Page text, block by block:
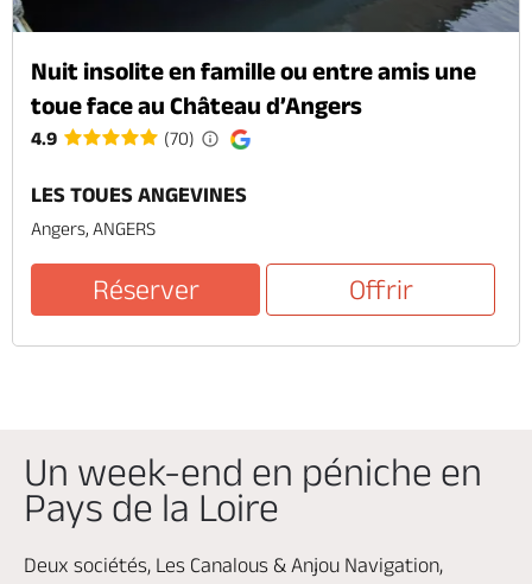
Nuit insolite en famille ou entre amis une
toue face au Château d’Angers
4.9 (70)
LES TOUES ANGEVINES
Angers, ANGERS
Réserver Offrir
Un week-end en péniche en
Pays de la Loire
Deux sociétés, Les Canalous & Anjou Navigation,